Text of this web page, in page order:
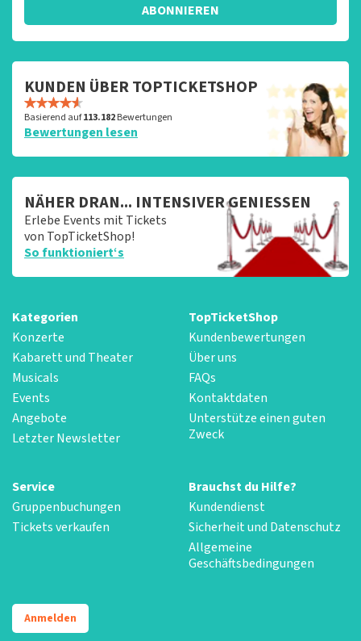
ABONNIEREN
KUNDEN ÜBER TOPTICKETSHOP
Basierend auf113.182Bewertungen
Bewertungen lesen
NÄHER DRAN... INTENSIVER GENIESSEN
Erlebe Events mit Tickets
von TopTicketShop!
So funktioniert‘s
Kategorien
Konzerte
Kabarett und Theater
Musicals
Events
Angebote
Letzter Newsletter
TopTicketShop
Kundenbewertungen
Über uns
FAQs
Kontaktdaten
Unterstütze einen guten
Zweck
Service
Gruppenbuchungen
Tickets verkaufen
Brauchst du Hilfe?
Kundendienst
Sicherheit und Datenschutz
Allgemeine
Geschäftsbedingungen
Anmelden